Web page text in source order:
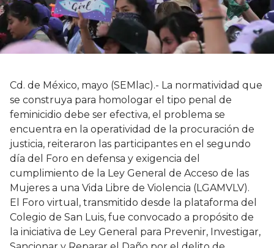
Cd. de México, mayo (SEMlac).- La normatividad que
se construya para homologar el tipo penal de
feminicidio debe ser efectiva, el problema se
encuentra en la operatividad de la procuración de
justicia, reiteraron las participantes en el segundo
día del Foro en defensa y exigencia del
cumplimiento de la Ley General de Acceso de las
Mujeres a una Vida Libre de Violencia (LGAMVLV).
El Foro virtual, transmitido desde la plataforma del
Colegio de San Luis, fue convocado a propósito de
la iniciativa de Ley General para Prevenir, Investigar,